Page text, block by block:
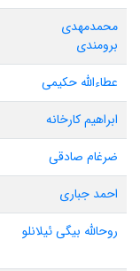
محمدمهدی
برومندی
عطاءالله حکیمی
ابراهیم کارخانه
ضرغام صادقی
احمد جباری
روحالله بیگی ئیلانلو